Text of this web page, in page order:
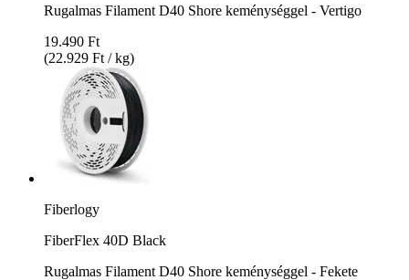
Rugalmas Filament D40 Shore keménységgel - Vertigo
19.490 Ft
(22.929 Ft / kg)
Fiberlogy
FiberFlex 40D Black
Rugalmas Filament D40 Shore keménységgel - Fekete